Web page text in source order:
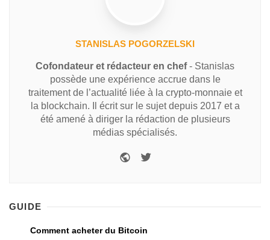
STANISLAS POGORZELSKI
Cofondateur et rédacteur en chef- Stanislas
possède une expérience accrue dans le
traitement de l’actualité liée à la crypto-monnaie et
la blockchain. Il écrit sur le sujet depuis 2017 et a
été amené à diriger la rédaction de plusieurs
médias spécialisés.
GUIDE
Comment acheter du Bitcoin